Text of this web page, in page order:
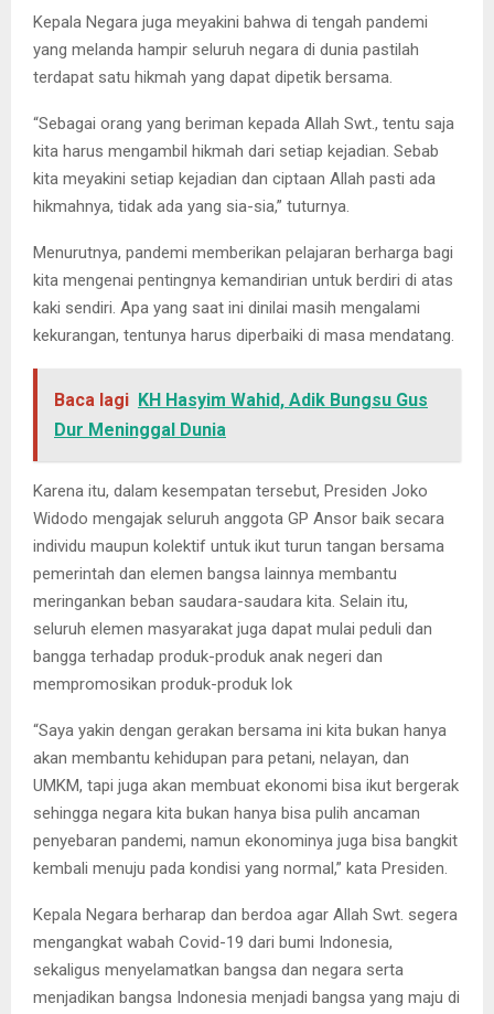
Kepala Negara juga meyakini bahwa di tengah pandemi
yang melanda hampir seluruh negara di dunia pastilah
terdapat satu hikmah yang dapat dipetik bersama.
“Sebagai orang yang beriman kepada Allah Swt., tentu saja
kita harus mengambil hikmah dari setiap kejadian. Sebab
kita meyakini setiap kejadian dan ciptaan Allah pasti ada
hikmahnya, tidak ada yang sia-sia,” tuturnya.
Menurutnya, pandemi memberikan pelajaran berharga bagi
kita mengenai pentingnya kemandirian untuk berdiri di atas
kaki sendiri. Apa yang saat ini dinilai masih mengalami
kekurangan, tentunya harus diperbaiki di masa mendatang.
Baca lagi KH Hasyim Wahid, Adik Bungsu Gus
Dur Meninggal Dunia
Karena itu, dalam kesempatan tersebut, Presiden Joko
Widodo mengajak seluruh anggota GP Ansor baik secara
individu maupun kolektif untuk ikut turun tangan bersama
pemerintah dan elemen bangsa lainnya membantu
meringankan beban saudara-saudara kita. Selain itu,
seluruh elemen masyarakat juga dapat mulai peduli dan
bangga terhadap produk-produk anak negeri dan
mempromosikan produk-produk lok
“Saya yakin dengan gerakan bersama ini kita bukan hanya
akan membantu kehidupan para petani, nelayan, dan
UMKM, tapi juga akan membuat ekonomi bisa ikut bergerak
sehingga negara kita bukan hanya bisa pulih ancaman
penyebaran pandemi, namun ekonominya juga bisa bangkit
kembali menuju pada kondisi yang normal,” kata Presiden.
Kepala Negara berharap dan berdoa agar Allah Swt. segera
mengangkat wabah Covid-19 dari bumi Indonesia,
sekaligus menyelamatkan bangsa dan negara serta
menjadikan bangsa Indonesia menjadi bangsa yang maju di